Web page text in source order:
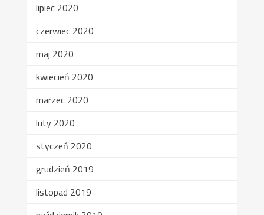
lipiec 2020
czerwiec 2020
maj 2020
kwiecień 2020
marzec 2020
luty 2020
styczeń 2020
grudzień 2019
listopad 2019